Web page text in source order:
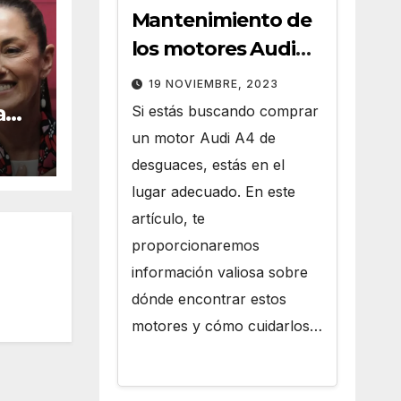
Mantenimiento de
los motores Audi
A4 de Desguaces
19 NOVIEMBRE, 2023
Si estás buscando comprar
un motor Audi A4 de
desguaces, estás en el
lugar adecuado. En este
artículo, te
proporcionaremos
información valiosa sobre
dónde encontrar estos
motores y cómo cuidarlos…